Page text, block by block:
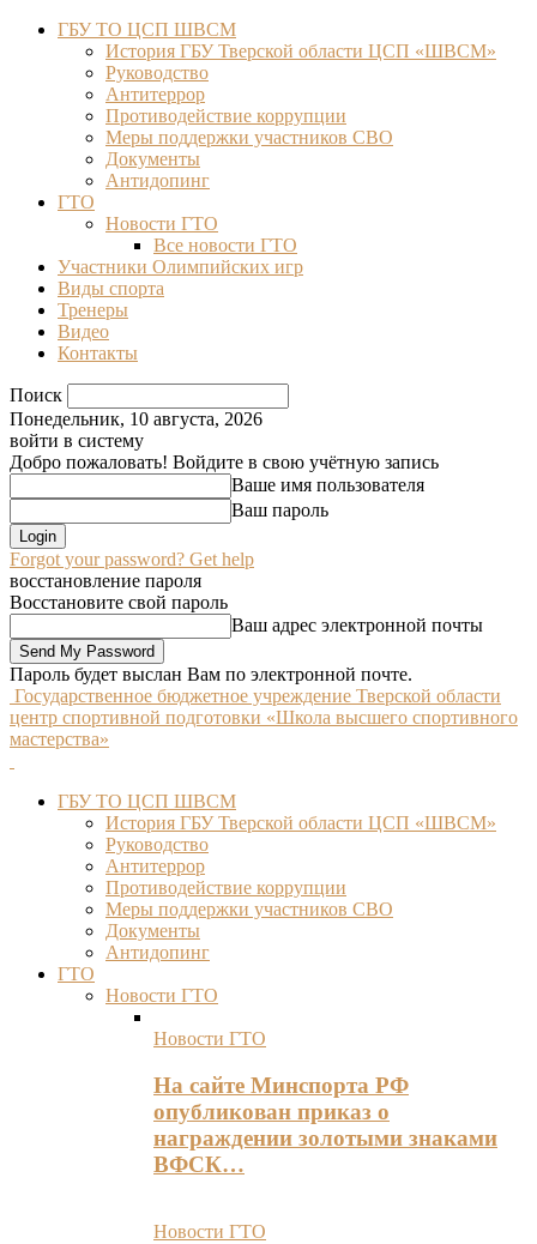
ГБУ ТО ЦСП ШВСМ
История ГБУ Тверской области ЦСП «ШВСМ»
Руководство
Антитеррор
Противодействие коррупции
Меры поддержки участников СВО
Документы
Антидопинг
ГТО
Новости ГТО
Все новости ГТО
Участники Олимпийских игр
Виды спорта
Тренеры
Видео
Контакты
Поиск
Понедельник, 10 августа, 2026
войти в систему
Добро пожаловать! Войдите в свою учётную запись
Ваше имя пользователя
Ваш пароль
Forgot your password? Get help
восстановление пароля
Восстановите свой пароль
Ваш адрес электронной почты
Пароль будет выслан Вам по электронной почте.
Государственное бюджетное учреждение Тверской области
центр спортивной подготовки «Школа высшего спортивного
мастерства»
ГБУ ТО ЦСП ШВСМ
История ГБУ Тверской области ЦСП «ШВСМ»
Руководство
Антитеррор
Противодействие коррупции
Меры поддержки участников СВО
Документы
Антидопинг
ГТО
Новости ГТО
Новости ГТО
На сайте Минспорта РФ
опубликован приказ о
награждении золотыми знаками
ВФСК…
Новости ГТО